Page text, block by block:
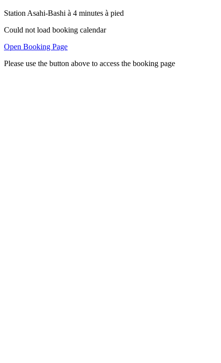
Station Asahi-Bashi à 4 minutes à pied
Could not load booking calendar
Open Booking Page
Please use the button above to access the booking page